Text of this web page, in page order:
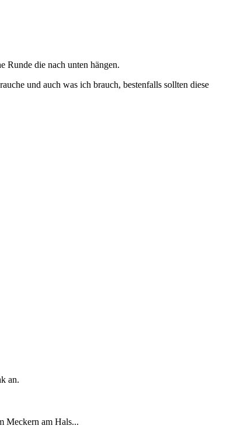
Runde die nach unten hängen.
und auch was ich brauch, bestenfalls sollten diese
an.
Meckern am Hals...